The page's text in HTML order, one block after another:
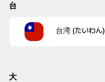
台
台湾 (たいわん)
大